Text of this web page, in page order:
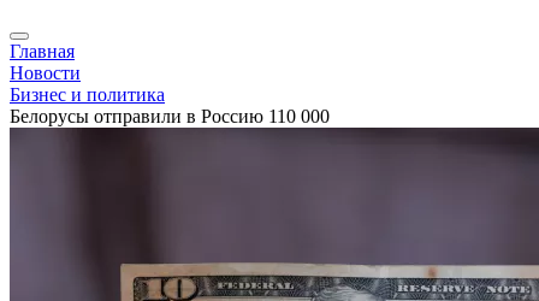
Главная
Новости
Бизнес и политика
Белорусы отправили в Россию 110 000